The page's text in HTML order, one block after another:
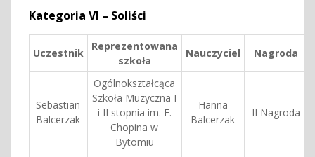
Kategoria VI – Soliści
Uczestnik
Reprezentowana
szkoła
Nauczyciel Nagroda
Sebastian
Balcerzak
Ogólnokształcąca
Szkoła Muzyczna I
i II stopnia im. F.
Chopina w
Bytomiu
Hanna
Balcerzak
II Nagroda